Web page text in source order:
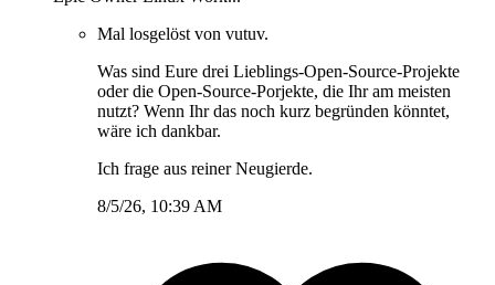
Mal losgelöst von vutuv.
Was sind Eure drei Lieblings-Open-Source-Projekte
oder die Open-Source-Porjekte, die Ihr am meisten
nutzt? Wenn Ihr das noch kurz begründen könntet,
wäre ich dankbar.
Ich frage aus reiner Neugierde.
8/5/26, 10:39 AM